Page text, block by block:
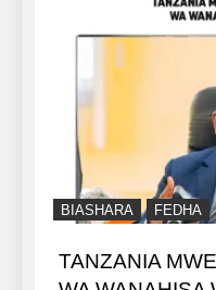
BIASHARA FEDHA
TANZANIA